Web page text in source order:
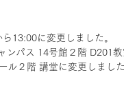
13:00に変更しました。
ンパス 14号館２階 D201
ル２階 講堂に変更しました